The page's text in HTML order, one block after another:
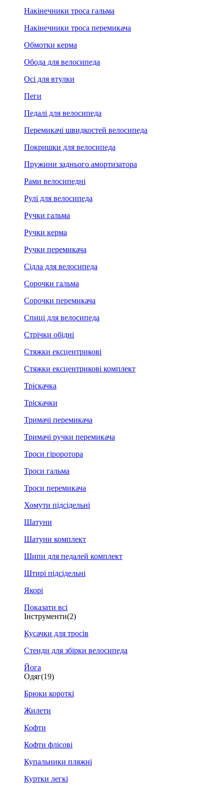
Накінечники троса гальма
Накінечники троса перемикача
Обмотки керма
Обода для велосипеда
Осі для втулки
Пеги
Педалі для велосипеда
Перемикачі швидкостей велосипеда
Покришки для велосипеда
Пружини заднього амортизатора
Рами велосипедні
Рулі для велосипеда
Ручки гальма
Ручки керма
Ручки перемикача
Сідла для велосипеда
Сорочки гальма
Сорочки перемикача
Спиці для велосипеда
Стрічки обідні
Стяжки ексцентрикові
Стяжки ексцентрикові комплект
Тріскачка
Тріскачки
Тримачі перемикача
Тримачі ручки перемикача
Троси гіроротора
Троси гальма
Троси перемикача
Хомути підсідельні
Шатуни
Шатуни комплект
Шипи для педалей комплект
Штирі підсідельні
Якорі
Показати всі
Інструменти(2)
Кусачки для тросів
Стенди для збірки велосипеда
Йога
Одяг(19)
Брюки короткі
Жилети
Кофти
Кофти флісові
Купальники пляжні
Куртки легкі